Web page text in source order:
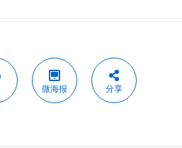
微海报 分享